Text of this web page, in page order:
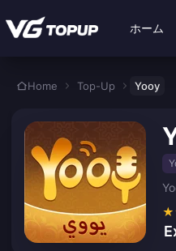
ホーム
Home Top-Up Yooy
★